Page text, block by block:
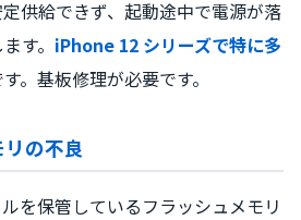
供給できず、起動途中で電源が落
す。 iPhone 12 シリーズで特に多
。基板修理が必要です。
の不良
を保管しているフラッシュメモリ